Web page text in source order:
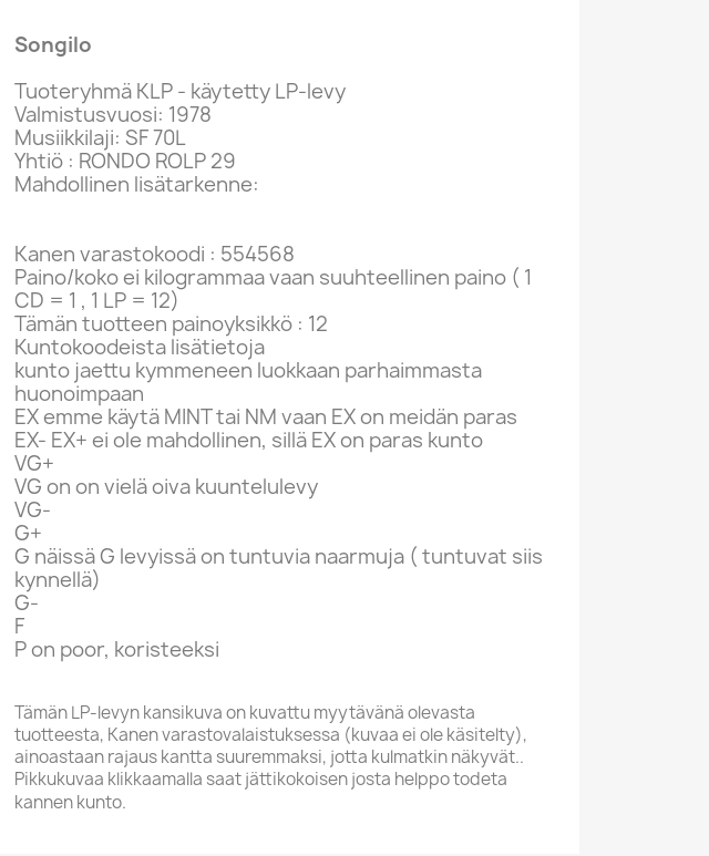
Songilo
Tuoteryhmä KLP - käytetty LP-levy
Valmistusvuosi: 1978
Musiikkilaji: SF 70L
Yhtiö : RONDO ROLP 29
Mahdollinen lisätarkenne:
Kanen varastokoodi : 554568
Paino/koko ei kilogrammaa vaan suuhteellinen paino ( 1
CD = 1 , 1 LP = 12)
Tämän tuotteen painoyksikkö : 12
Kuntokoodeista lisätietoja
kunto jaettu kymmeneen luokkaan parhaimmasta
huonoimpaan
EX emme käytä MINT tai NM vaan EX on meidän paras
EX- EX+ ei ole mahdollinen, sillä EX on paras kunto
VG+
VG on on vielä oiva kuuntelulevy
VG-
G+
G näissä G levyissä on tuntuvia naarmuja ( tuntuvat siis
kynnellä)
G-
F
P on poor, koristeeksi
Tämän LP-levyn kansikuva on kuvattu myytävänä olevasta
tuotteesta, Kanen varastovalaistuksessa (kuvaa ei ole käsitelty),
ainoastaan rajaus kantta suuremmaksi, jotta kulmatkin näkyvät..
Pikkukuvaa klikkaamalla saat jättikokoisen josta helppo todeta
kannen kunto.